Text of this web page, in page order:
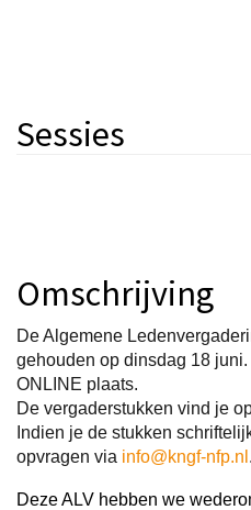
Sessies
Omschrijving
De Algemene
gehouden op dinsdag 18
ONLINE plaats.
De vergaderstukken vind je
Indien je de stukken
opvragen via info@kngf-nfp.nl .
Deze ALV hebben we